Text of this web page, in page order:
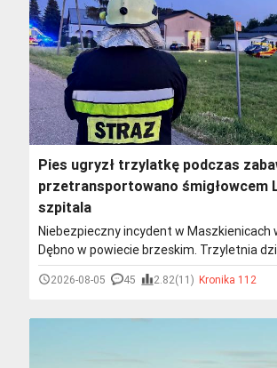
Pies ugryzł trzylatkę podczas
przetransportowano śmigłowcem
szpitala
Niebezpieczny incydent w Maszkienicach
Dębno w powiecie brzeskim. Trzyletnia
została pogryziona przez psa podczas
miejsce zadysponowano śmigłowiec
2026-08-05 45 2.82(11) Kronika 112